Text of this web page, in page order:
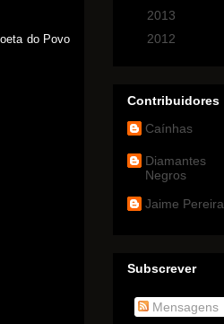
do Povo
2013
2012
Contribuidores
Caínhas
Diamantes
Negros
Jaime Pereira
Subscrever
Mensagens